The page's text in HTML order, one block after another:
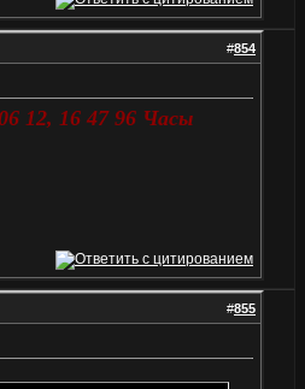
#854
12, 16 47 96 Часы
#855